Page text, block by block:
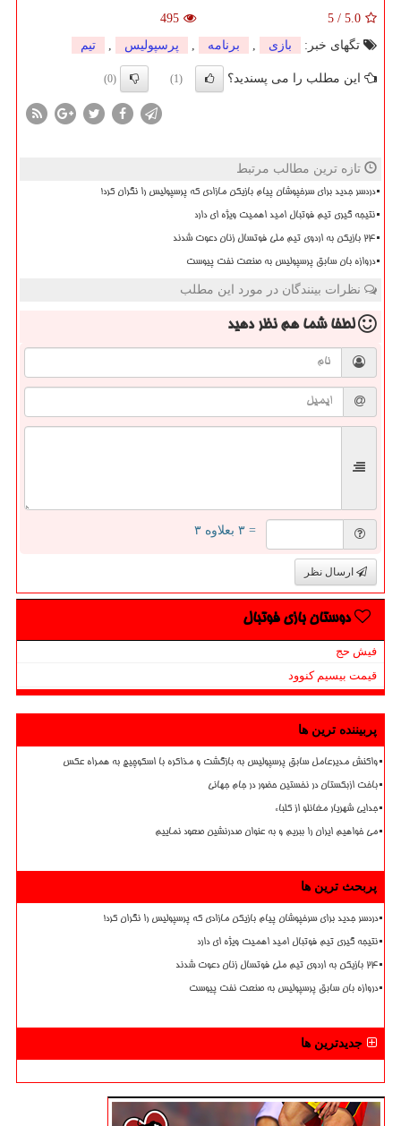
5.0
/
5
495
تگهای خبر:
بازی , برنامه , پرسپولیس , تیم
این مطلب را می پسندید؟ (1)
(0)
تازه ترین مطالب مرتبط
دردسر جدید برای سرخپوشان پیام بازیکن مازادی که پرسپولیس را نگران کرد!
نتیجه گیری تیم فوتبال امید اهمیت ویژه ای دارد
۲۴ بازیکن به اردوی تیم ملی فوتسال زنان دعوت شدند
دروازه بان سابق پرسپولیس به صنعت نفت پیوست
نظرات بینندگان در مورد این مطلب
لطفا شما همنظر دهید
= ۳ بعلاوه ۳
ارسال نظر
دوستان بازی فوتبال
فیش حج
قیمت بیسیم کنوود
پربیننده ترین ها
واکنش مدیرعامل سابق پرسپولیس به بازگشت و مذاکره با اسکوچیچ به همراه عکس
باخت ازبکستان در نخستین حضور در جام جهانی
جدایی شهریار مغانلو از کلباء
می خواهیم ایران را ببریم و به عنوان صدرنشین صعود نماییم
پربحث ترین ها
دردسر جدید برای سرخپوشان پیام بازیکن مازادی که پرسپولیس را نگران کرد!
نتیجه گیری تیم فوتبال امید اهمیت ویژه ای دارد
۲۴ بازیکن به اردوی تیم ملی فوتسال زنان دعوت شدند
دروازه بان سابق پرسپولیس به صنعت نفت پیوست
جدیدترین ها